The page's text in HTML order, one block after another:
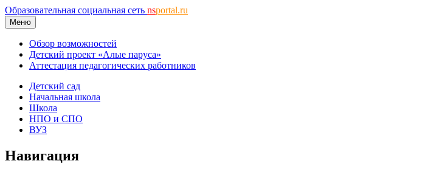
Образовательная социальная сеть nsportal.ru
Меню
Обзор возможностей
Детский проект «Алые паруса»
Аттестация педагогических работников
Детский сад
Начальная школа
Школа
НПО и СПО
ВУЗ
Навигация